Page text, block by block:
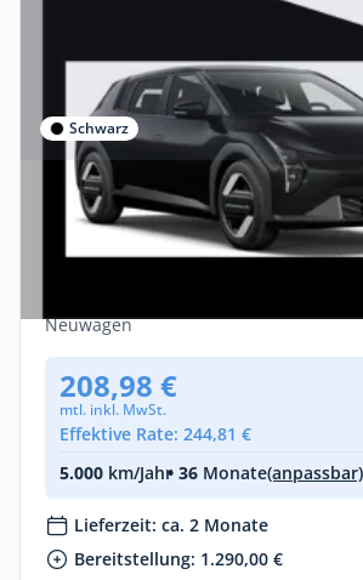
Schwarz
Privat
Kia EV4 58 kWh Air
*PRIVAT*⚡FÖRDERPRÄMIE
Neuwagen
208,98 €
mtl. inkl. MwSt.
Effektive Rate: 244,81 €
5.000 km/Jahr• 36 Monate(anpassbar)
Lieferzeit: ca. 2 Monate
Bereitstellung: 1.290,00 €